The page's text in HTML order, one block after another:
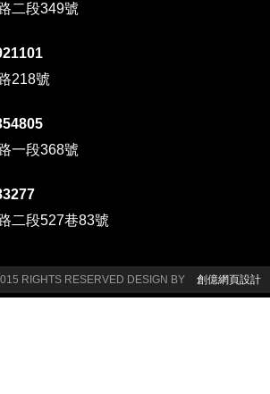
二段349號
218號
一段368號
二段527巷83號
RIGHTS RESERVED DESIGN BY 創億網頁設計